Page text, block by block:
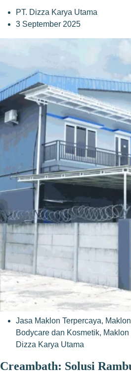
PT. Dizza Karya Utama
3 September 2025
Jasa Maklon Terpercaya,
Bodycare dan Kosmetik,
Dizza Karya Utama
Creambath: Solusi